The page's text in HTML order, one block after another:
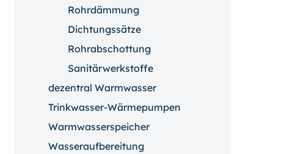
Rohrdämmung
Dichtungssätze
Rohrabschottung
Sanitärwerkstoffe
dezentral Warmwasser
Trinkwasser-Wärmepumpen
Warmwasserspeicher
Wasseraufbereitung